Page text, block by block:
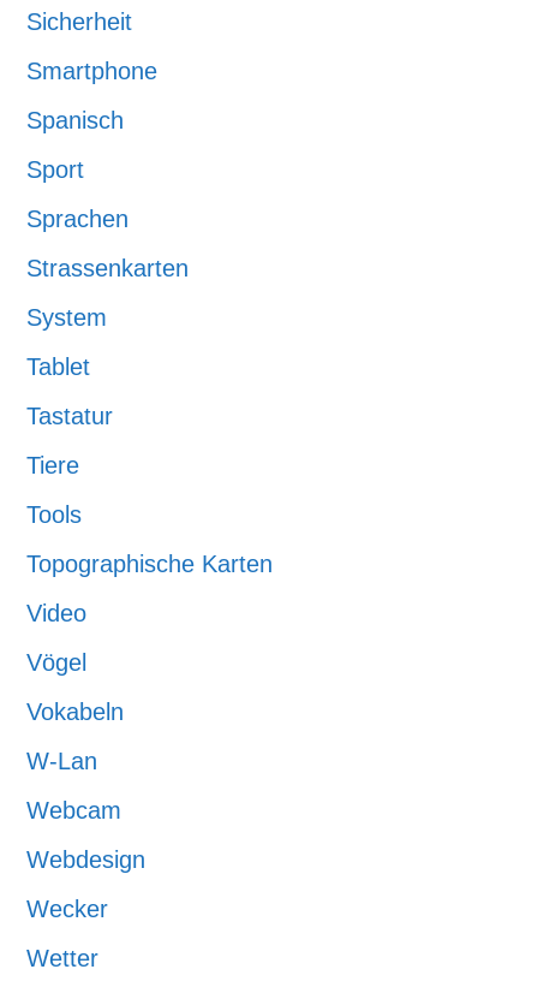
Sicherheit
Smartphone
Spanisch
Sport
Sprachen
Strassenkarten
System
Tablet
Tastatur
Tiere
Tools
Topographische Karten
Video
Vögel
Vokabeln
W-Lan
Webcam
Webdesign
Wecker
Wetter